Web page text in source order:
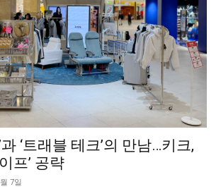
과 ‘트래블 테크’의 만남…키크,
프’ 공략
7일